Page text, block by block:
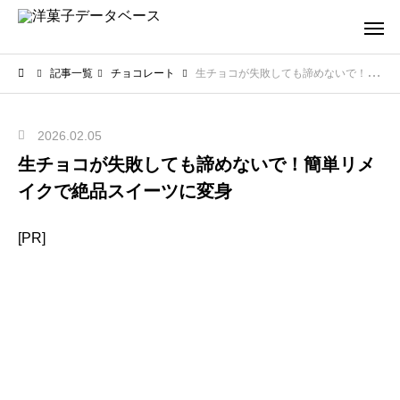
記事一覧 チョコレート 生チョコが失敗しても諦めないで！簡単リメイクで絶品スイーツに変身
2026.02.05
生チョコが失敗しても諦めないで！簡単リメ
イクで絶品スイーツに変身
[PR]